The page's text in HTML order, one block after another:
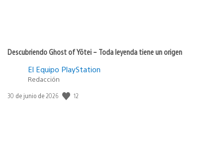
Descubriendo Ghost of Yōtei – Toda leyenda tiene un origen
El Equipo PlayStation
Redacción
Fecha
30 de junio de 2026 12